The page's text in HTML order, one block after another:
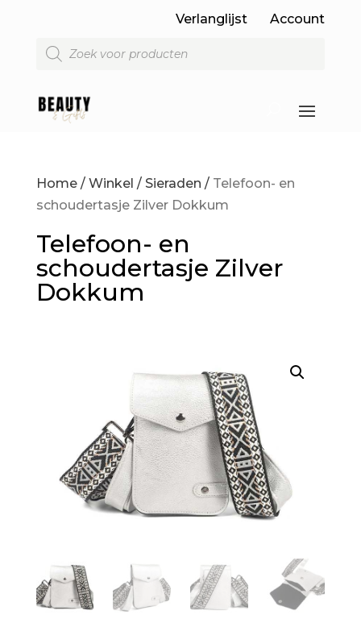
Verlanglijst
Account
Producten
zoeken
Home/ Winkel / Sieraden / Telefoon- en
schoudertasje Zilver Dokkum
Telefoon- en
schoudertasje Zilver
Dokkum